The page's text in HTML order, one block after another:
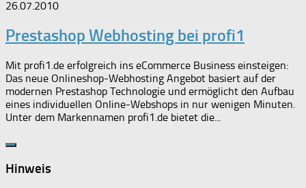
26.07.2010
Prestashop Webhosting bei profi1
Mit profi1.de erfolgreich ins eCommerce Business einsteigen:
Das neue Onlineshop-Webhosting Angebot basiert auf der
modernen Prestashop Technologie und ermöglicht den Aufbau
eines individuellen Online-Webshops in nur wenigen Minuten.
Unter dem Markennamen profi1.de bietet die...
Hinweis